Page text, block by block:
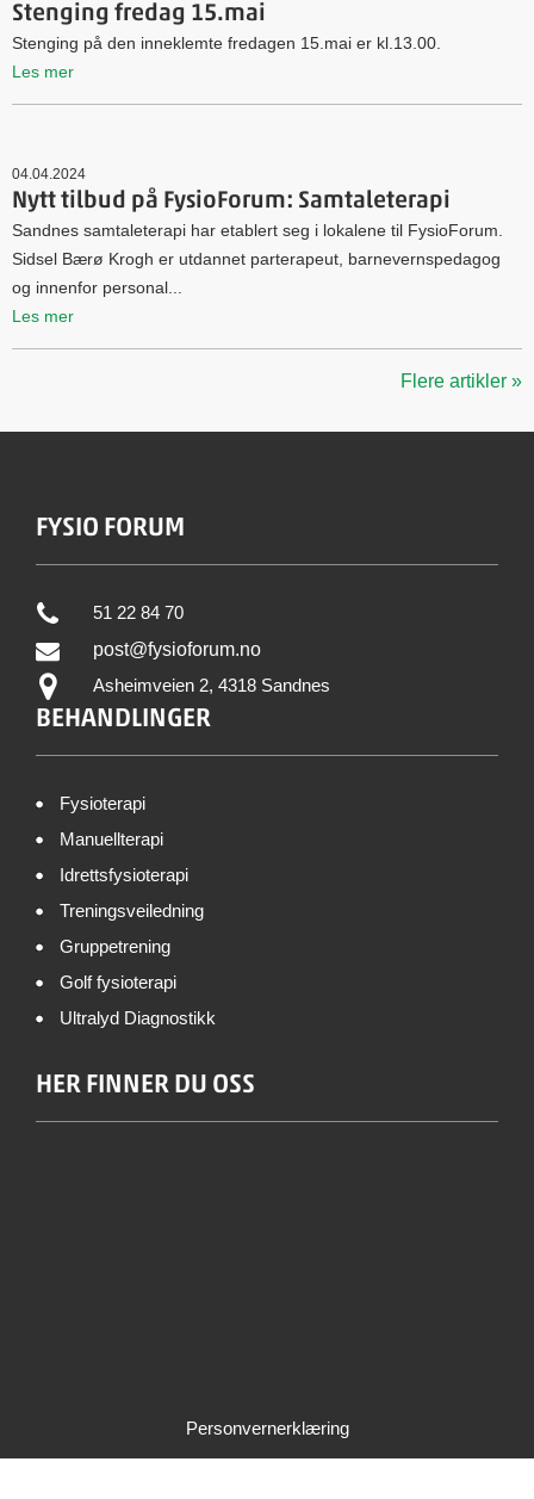
Stenging fredag 15.mai
Stenging på den inneklemte fredagen 15.mai er kl.13.00.
Les mer
04.04.2024
Nytt tilbud på FysioForum: Samtaleterapi
Sandnes samtaleterapi har etablert seg i lokalene til FysioForum.
Sidsel Bærø Krogh er utdannet parterapeut, barnevernspedagog
og innenfor personal...
Les mer
Flere artikler »
FYSIO FORUM
51 22 84 70
post@fysioforum.no
Asheimveien 2, 4318 Sandnes
BEHANDLINGER
Fysioterapi
Manuellterapi
Idrettsfysioterapi
Treningsveiledning
Gruppetrening
Golf fysioterapi
Ultralyd Diagnostikk
HER FINNER DU OSS
Personvernerklæring